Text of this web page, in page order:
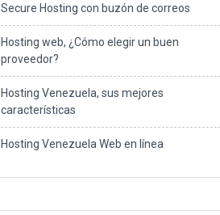
Secure Hosting con buzón de correos
Hosting web, ¿Cómo elegir un buen
proveedor?
Hosting Venezuela, sus mejores
características
Hosting Venezuela Web en línea